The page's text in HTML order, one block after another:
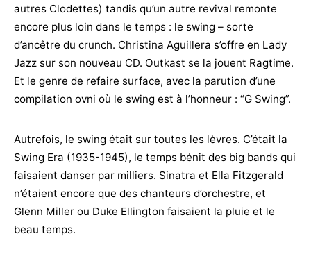
autres Clodettes) tandis qu’un autre revival remonte
encore plus loin dans le temps : le swing – sorte
d’ancêtre du crunch. Christina Aguillera s’offre en Lady
Jazz sur son nouveau CD. Outkast se la jouent Ragtime.
Et le genre de refaire surface, avec la parution d’une
compilation ovni où le swing est à l’honneur : “G Swing”.
Autrefois, le swing était sur toutes les lèvres. C’était la
Swing Era (1935-1945), le temps bénit des big bands qui
faisaient danser par milliers. Sinatra et Ella Fitzgerald
n’étaient encore que des chanteurs d’orchestre, et
Glenn Miller ou Duke Ellington faisaient la pluie et le
beau temps.